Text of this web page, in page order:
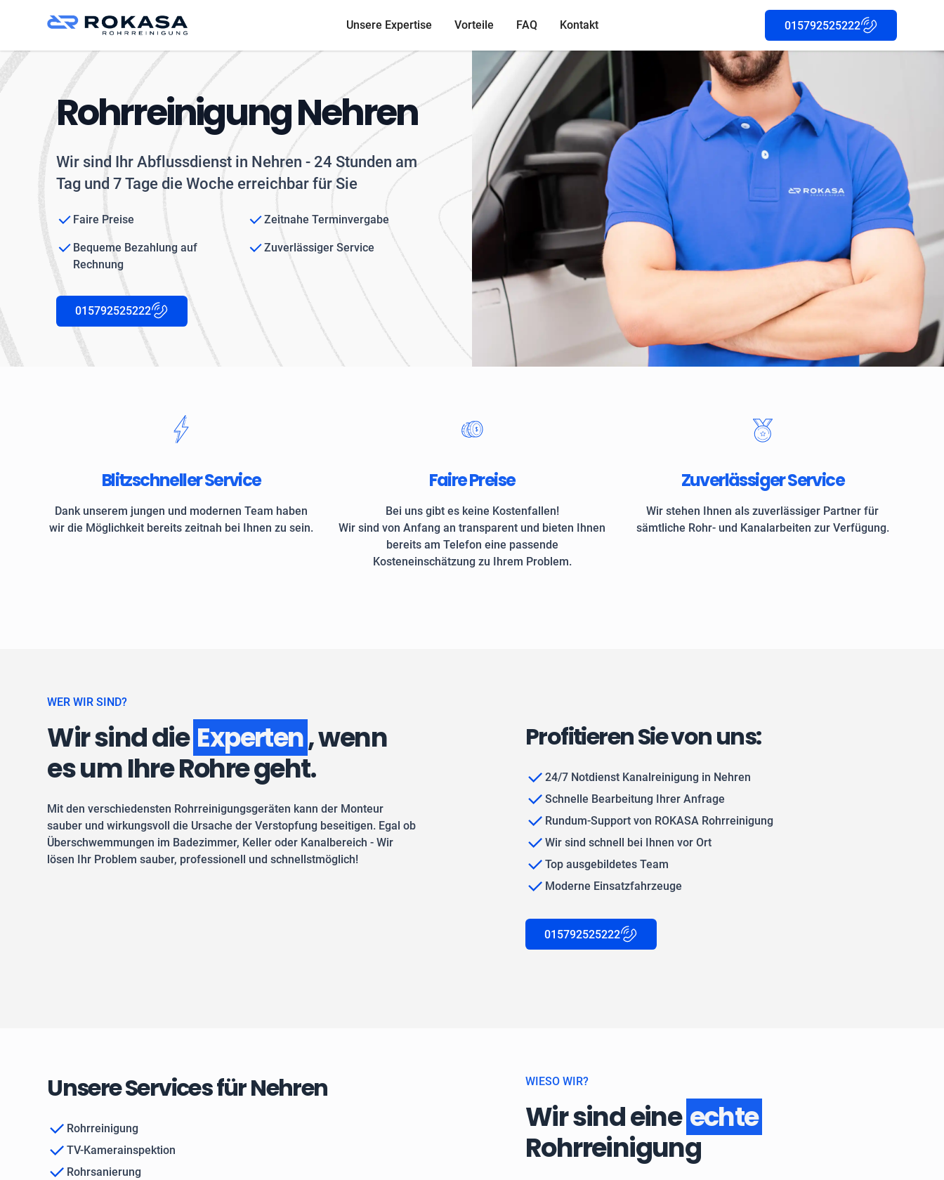
Unsere Expertise Vorteile FAQ Kontakt 015792525222
Rohrreinigung Nehren
Wir sind Ihr Abflussdienst in Nehren - 24 Stunden am
Tag und 7 Tage die Woche erreichbar für Sie
Faire Preise Zeitnahe Terminvergabe
Bequeme Bezahlung auf
Rechnung
Zuverlässiger Service
015792525222
Blitzschneller Service
Dank unserem jungen und modernen Team haben
wir die Möglichkeit bereits zeitnah bei Ihnen zu sein.
Faire Preise
Bei uns gibt es keine Kostenfallen!
Wir sind von Anfang an transparent und bieten Ihnen
bereits am Telefon eine passende
Kosteneinschätzung zu Ihrem Problem.
Zuverlässiger Service
Wir stehen Ihnen als zuverlässiger Partner für
sämtliche Rohr- und Kanalarbeiten zur Verfügung.
WER WIR SIND?
Wir sind die Experten, wenn
es um Ihre Rohre geht.
Mit den verschiedensten Rohrreinigungsgeräten kann der Monteur
sauber und wirkungsvoll die Ursache der Verstopfung beseitigen. Egal ob
Überschwemmungen im Badezimmer, Keller oder Kanalbereich - Wir
lösen Ihr Problem sauber, professionell und schnellstmöglich!
Profitieren Sie von uns:
24/7 Notdienst Kanalreinigung in Nehren
Schnelle Bearbeitung Ihrer Anfrage
Rundum-Support von ROKASA Rohrreinigung
Wir sind schnell bei Ihnen vor Ort
Top ausgebildetes Team
Moderne Einsatzfahrzeuge
015792525222
Unsere Services für Nehren
Rohrreinigung
TV-Kamerainspektion
Rohrsanierung
WIESO WIR?
Wir sind eine echte
Rohrreinigung